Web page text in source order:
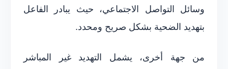
وسائل التواصل الاجتماعي، حيث يبادر الفاعل
بتهديد الضحية بشكل صريح ومحدد.
من جهة أخرى، يشمل التهديد غير المباشر